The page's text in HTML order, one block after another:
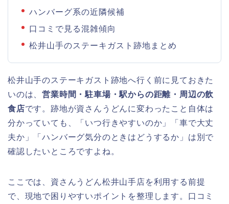
ハンバーグ系の近隣候補
口コミで見る混雑傾向
松井山手のステーキガスト跡地まとめ
松井山手のステーキガスト跡地へ行く前に見ておきた
いのは、営業時間・駐車場・駅からの距離・周辺の飲
食店です。跡地が資さんうどんに変わったこと自体は
分かっていても、「いつ行きやすいのか」「車で大丈
夫か」「ハンバーグ気分のときはどうするか」は別で
確認したいところですよね。
ここでは、資さんうどん松井山手店を利用する前提
で、現地で困りやすいポイントを整理します。口コミ